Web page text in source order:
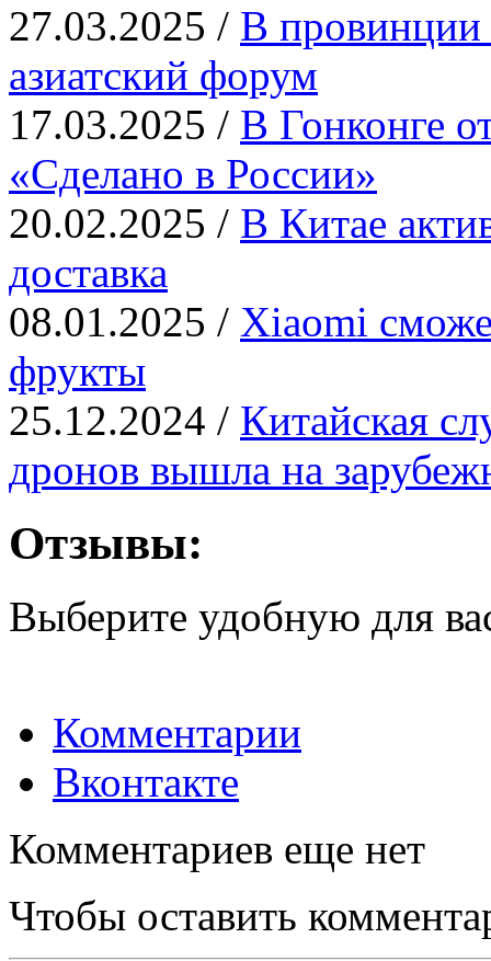
27.03.2025 / В провинции
азиатский форум
17.03.2025 / В Гонконге
«Сделано в России»
20.02.2025 / В Китае
доставка
08.01.2025 / Xiaomi
фрукты
25.12.2024 / Китайская
дронов вышла на
Отзывы:
Выберите удобную для
Комментарии
Вконтакте
Комментариев еще нет
Чтобы оставить